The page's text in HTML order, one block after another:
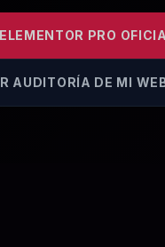
PRO
AUDITORÍA DE MI